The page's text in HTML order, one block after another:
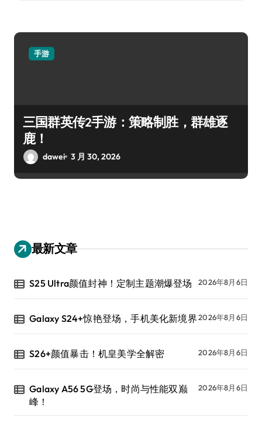
手游
三国群英传2手游：策略制胜，群雄逐
鹿！
dawei 3 月 30, 2026
最新文章
S25 Ultra颜值封神！定制主题潮爆登场 2026年8月6日
Galaxy S24+惊艳登场，手机美化新境界2026年8月6日
S26+颜值暴击！机皇美学全解密 2026年8月6日
Galaxy A56 5G登场，时尚与性能双巅
峰！
2026年8月6日